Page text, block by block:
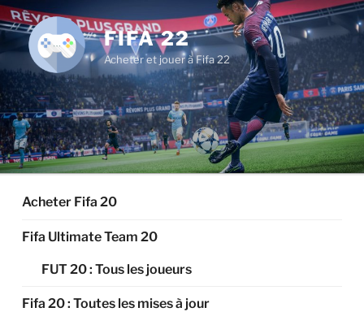
Aller
au
contenu
principal
FIFA 22
Acheter et jouer à Fifa 22
Acheter Fifa 20
Fifa Ultimate Team 20
FUT 20 : Tous les joueurs
Fifa 20 : Toutes les mises à jour